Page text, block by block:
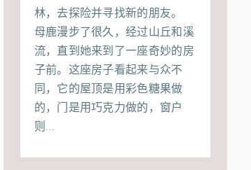
林，去探险并寻找新的朋友。
母鹿漫步了很久，经过山丘和溪
流，直到她来到了一座奇妙的房
子前。这座房子看起来与众不
同，它的屋顶是用彩色糖果做
的，门是用巧克力做的，窗户
则...